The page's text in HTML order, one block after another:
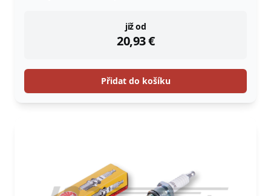
již od
20,93€
instock
Přidat do košíku